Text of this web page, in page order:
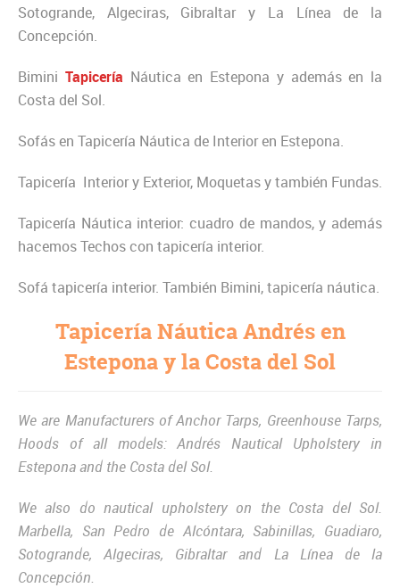
Sotogrande, Algeciras, Gibraltar y La Línea de la
Concepción.
Bimini Tapicería Náutica en Estepona y además en la
Costa del Sol.
Sofás en Tapicería Náutica de Interior en Estepona.
Tapicería Interior y Exterior, Moquetas y también Fundas.
Tapicería Náutica interior: cuadro de mandos, y además
hacemos Techos con tapicería interior.
Sofá tapicería interior. También Bimini, tapicería náutica.
Tapicería Náutica Andrés en
Estepona y la Costa del Sol
We are Manufacturers of Anchor Tarps, Greenhouse Tarps,
Hoods of all models: Andrés Nautical Upholstery in
Estepona and the Costa del Sol.
We also do nautical upholstery on the Costa del Sol.
Marbella, San Pedro de Alcóntara, Sabinillas, Guadiaro,
Sotogrande, Algeciras, Gibraltar and La Línea de la
Concepción.